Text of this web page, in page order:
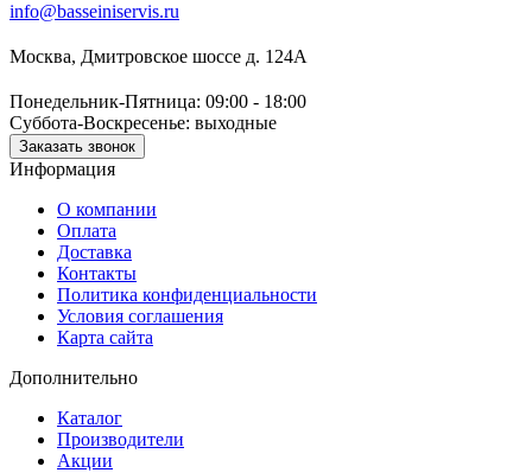
info@basseiniservis.ru
Москва, Дмитровское шоссе д. 124А
Понедельник-Пятница: 09:00 - 18:00
Суббота-Воскресенье: выходные
Заказать звонок
Информация
О компании
Оплата
Доставка
Контакты
Политика конфиденциальности
Условия соглашения
Карта сайта
Дополнительно
Каталог
Производители
Акции